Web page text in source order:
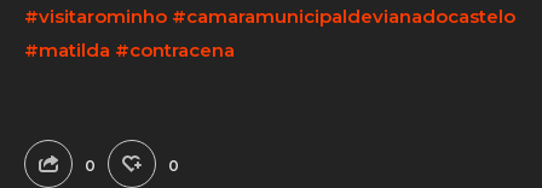
#visitarominho #camaramunicipaldevianadocastelo
#matilda #contracena
0 0